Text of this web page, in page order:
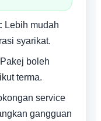
Lebih mudah
syarikat.
Pakej boleh
terma.
service
gangguan